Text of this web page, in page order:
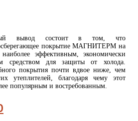
вывод состоит в том, что
покрытие МАГНИТЕРМ на
эффективным, экономически
средством для защиты от холода.
покрытия почти вдвое ниже, чем
утеплителей, благодаря чему этот
популярным и востребованным.